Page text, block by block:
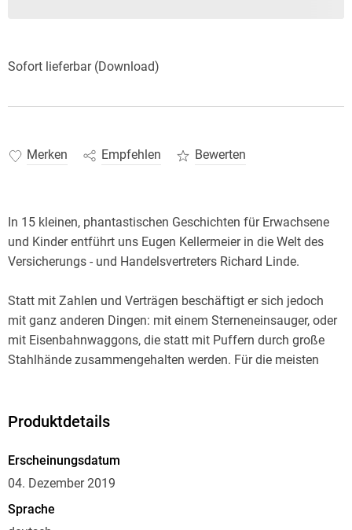
Sofort lieferbar (Download)
Merken Empfehlen Bewerten
In 15 kleinen, phantastischen Geschichten für Erwachsene
und Kinder entführt uns Eugen Kellermeier in die Welt des
Statt mit Zahlen und Verträgen beschäftigt er sich jedoch
mit ganz anderen Dingen: mit einem Sterneneinsauger, oder
mit Eisenbahnwaggons, die statt mit Puffern durch große
Stahlhände zusammengehalten werden. Für die meisten
allerhand Schabernack aus. Nebenbei hilft er den wenigen
Vasen und Gefäße ständig umkippen. Er fängt
Kometenschweife ein, fährt Dampfer auf der Straße und er
Produktdetails
Erscheinungsdatum
04. Dezember 2019
Sprache